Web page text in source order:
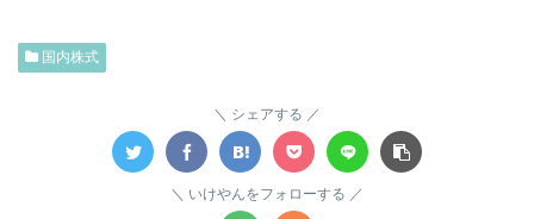
国内株式
シェアする
いけやんをフォローする